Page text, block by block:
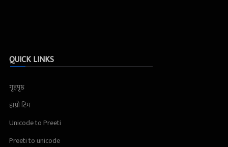
QUICK LINKS
गृहपृष्ठ
हाम्रो टिम
Unicode to Preeti
Preeti to unicode